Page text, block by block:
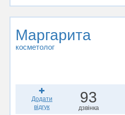
Маргарита
косметолог
Додати
відгук
93
дзвінка